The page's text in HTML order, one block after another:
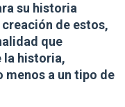
su historia
de estos,
que
la historia,
menos a un tipo de